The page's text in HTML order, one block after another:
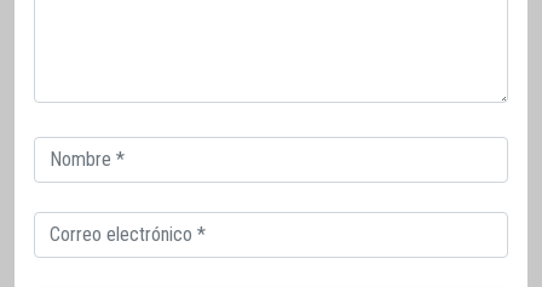
Correo
electrónico
Correo
electrónico